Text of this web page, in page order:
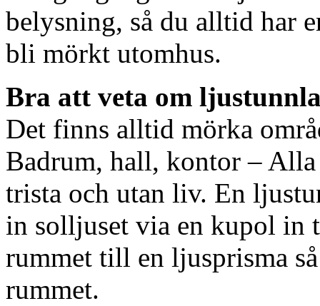
belysning, så du alltid har
bli mörkt utomhus.
Bra att veta om
Det finns alltid mörka
Badrum, hall, kontor – Alla
trista och utan liv. En
in solljuset via en kupol in
rummet till en ljusprisma
rummet.